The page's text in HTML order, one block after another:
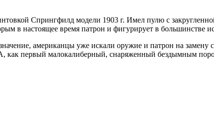
Спрингфилд модели 1903 г. Имел пулю с
в настоящее время патрон и фигурирует в большинстве
американцы уже искали оружие и патрон на замену
первый малокалиберный, снаряженный бездымным